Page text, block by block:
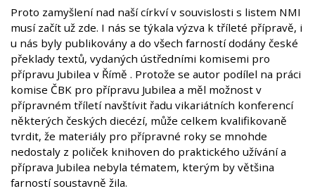
Proto zamyšlení nad naší církví v souvislosti s listem NMI
musí začít už zde. I nás se týkala výzva k tříleté přípravě, i
u nás byly publikovány a do všech farností dodány české
překlady textů, vydaných ústředními komisemi pro
přípravu Jubilea v Římě . Protože se autor podílel na práci
komise ČBK pro přípravu Jubilea a měl možnost v
přípravném tříletí navštívit řadu vikariátních konferencí
některých českých diecézí, může celkem kvalifikovaně
tvrdit, že materiály pro přípravné roky se mnohde
nedostaly z poliček knihoven do praktického užívání a
příprava Jubilea nebyla tématem, kterým by většina
farností soustavně žila.